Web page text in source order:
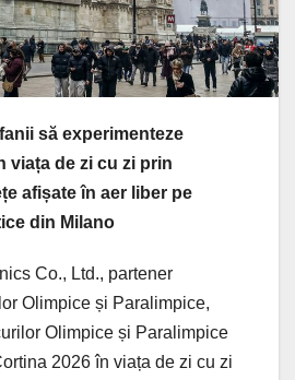
să experimenteze
viața de zi cu zi prin
afișate în aer liber pe
din Milano
Co., Ltd., partener
Olimpice și Paralimpice,
Olimpice și Paralimpice
2026 în viața de zi cu zi